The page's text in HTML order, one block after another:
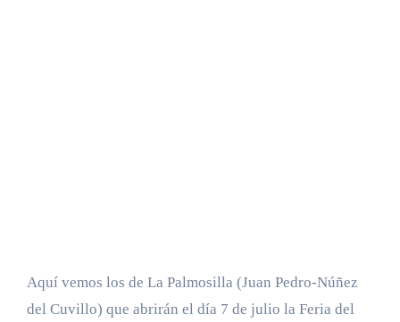
Aquí vemos los de La Palmosilla (Juan Pedro-Núñez
del Cuvillo) que abrirán el día 7 de julio la Feria del